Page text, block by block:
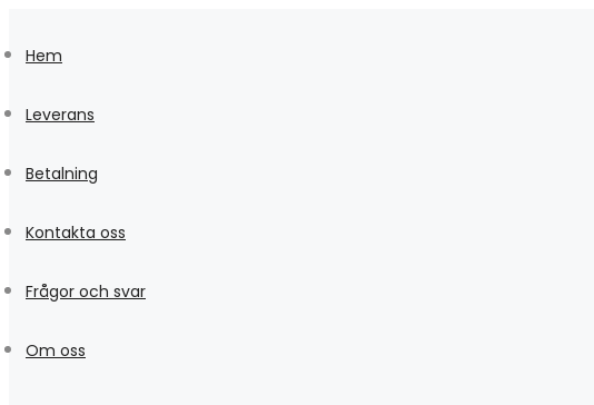
toHem
Leverans
Betalning
Kontakta oss
Frågor och svar
Om oss